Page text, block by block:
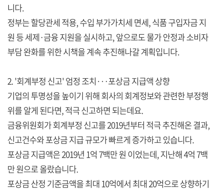
니다.
정부는 할당관세 적용, 수입 부가가치세 면세, 식품 구입자금 지
원 등 세제·금융 지원을 실시하고, 앞으로도 물가 안정과 소비자
부담 완화를 위한 시책을 계속 추진해나갈 계획입니다.
2. '회계부정 신고' 엄정 조치···포상금 지급액 상향
기업의 투명성을 높이기 위해 회사의 회계정보와 관련한 부정행
위를 알게 된다면, 적극 신고하면 되는데요.
금융위원회가 회계부정 신고를 2019년부터 적극 추진해온 결과,
신고건수와 포상금 지급 규모가 빠르게 증가하고 있습니다.
포상금 지급액은 2019년 1억 7백만 원 이었는데, 지난해 4억 7백
만 원으로 올랐습니다.
포상금 산정 기준금액을 최대 10억에서 최대 20억으로 상향하기